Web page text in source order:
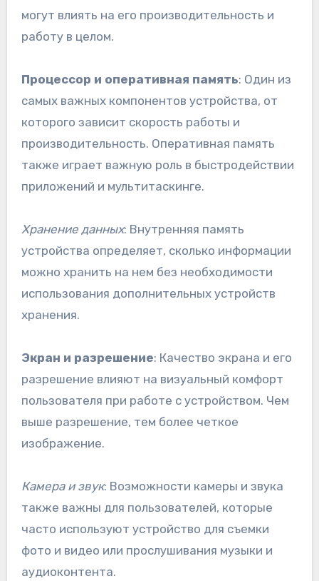
могут влиять на его производительность и
работу в целом.
Процессор и оперативная память: Один из
самых важных компонентов устройства, от
которого зависит скорость работы и
производительность. Оперативная память
также играет важную роль в быстродействии
приложений и мультитаскинге.
Хранение данных: Внутренняя память
устройства определяет, сколько информации
можно хранить на нем без необходимости
использования дополнительных устройств
хранения.
Экран и разрешение: Качество экрана и его
разрешение влияют на визуальный комфорт
пользователя при работе с устройством. Чем
выше разрешение, тем более четкое
изображение.
Камера и звук: Возможности камеры и звука
также важны для пользователей, которые
часто используют устройство для съемки
фото и видео или прослушивания музыки и
аудиоконтента.